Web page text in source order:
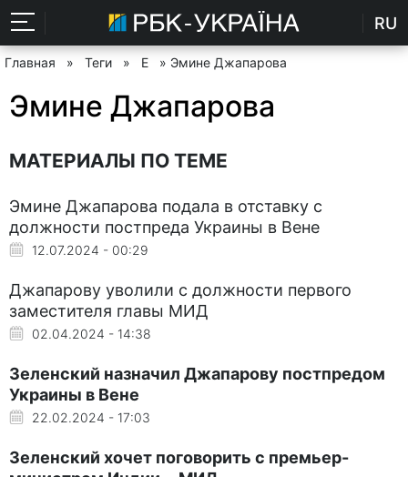
RU
Главная » Теги » Е » Эмине Джапарова
Эмине Джапарова
МАТЕРИАЛЫ ПО ТЕМЕ
Эмине Джапарова подала в отставку с
должности постпреда Украины в Вене
12.07.2024 - 00:29
Джапарову уволили с должности первого
заместителя главы МИД
02.04.2024 - 14:38
Зеленский назначил Джапарову постпредом
Украины в Вене
22.02.2024 - 17:03
Зеленский хочет поговорить с премьер-